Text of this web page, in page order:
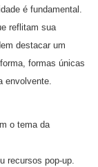
é fundamental.
reflitam sua
destacar um
formas únicas
envolvente.
o tema da
recursos pop-up.